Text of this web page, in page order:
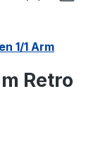
1/1 Arm
Retro